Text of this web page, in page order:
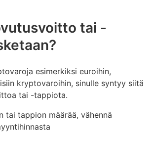
tai -
esimerkiksi euroihin,
kryptovaroihin, sinulle syntyy siitä
tai -tappiota.
tai tappion määrää, vähennä